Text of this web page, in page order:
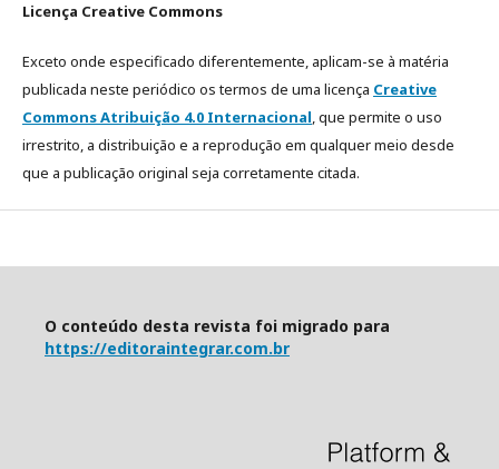
Licença Creative Commons
Exceto onde especificado diferentemente, aplicam-se à matéria
publicada neste periódico os termos de uma licença Creative
Commons Atribuição 4.0 Internacional, que permite o uso
irrestrito, a distribuição e a reprodução em qualquer meio desde
que a publicação original seja corretamente citada.
O conteúdo desta revista foi migrado para
https://editoraintegrar.com.br